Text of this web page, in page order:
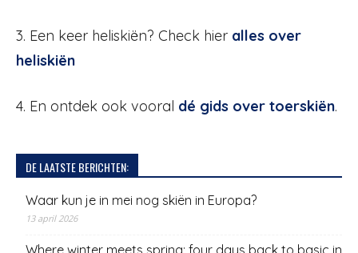
3. Een keer heliskiën? Check hier alles over
heliskiën
4. En ontdek ook vooral dé gids over toerskiën.
DE LAATSTE BERICHTEN:
Waar kun je in mei nog skiën in Europa?
13 april 2026
Where winter meets spring: four days back to basic in